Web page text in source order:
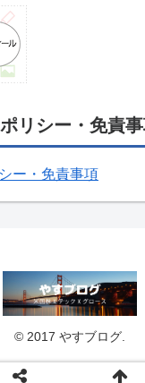
リシー・免責
ー・免責事項
© 2017 やすブログ.